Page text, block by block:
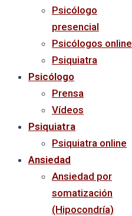
Psicólogo
presencial
Psicólogos online
Psiquiatra
Psicólogo
Prensa
Vídeos
Psiquiatra
Psiquiatra online
Ansiedad
Ansiedad por
somatización
(Hipocondría)